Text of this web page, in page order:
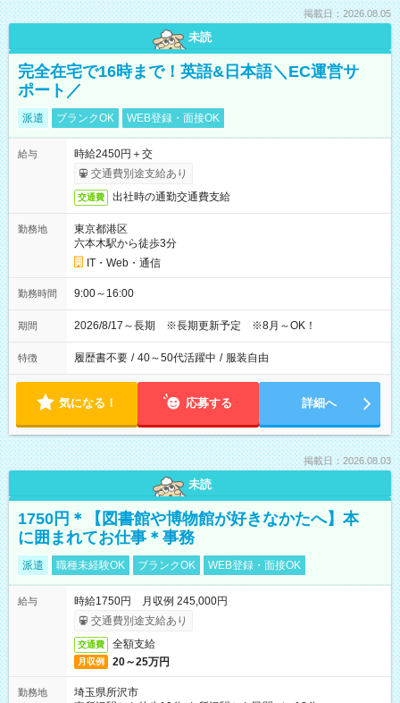
掲載日：2026.08.05
未読
完全在宅で16時まで！英語&日本語＼EC運営サ
ポート／
派遣 ブランクOK WEB登録・面接OK
給与
時給2450円＋交
交通費別途支給あり
交通費 出社時の通勤交通費支給
勤務地
東京都港区
六本木駅から徒歩3分
IT・Web・通信
勤務時間 9:00～16:00
期間 2026/8/17～長期 ※長期更新予定 ※8月～OK！
特徴 履歴書不要 / 40～50代活躍中 / 服装自由
気になる！ 応募する 詳細へ
掲載日：2026.08.03
未読
1750円＊【図書館や博物館が好きなかたへ】本
に囲まれてお仕事＊事務
派遣 職種未経験OK ブランクOK WEB登録・面接OK
給与
時給1750円 月収例 245,000円
交通費別途支給あり
交通費 全額支給
月収例 20～25万円
勤務地
埼玉県所沢市